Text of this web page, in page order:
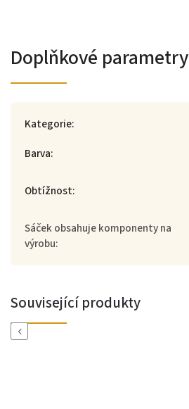
Doplňkové parametry
Kategorie:
Barva:
Obtížnost:
Sáček obsahuje komponenty na
výrobu:
Související produkty
Previous